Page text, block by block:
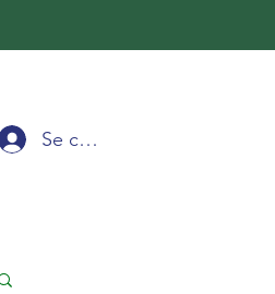
Se connecter